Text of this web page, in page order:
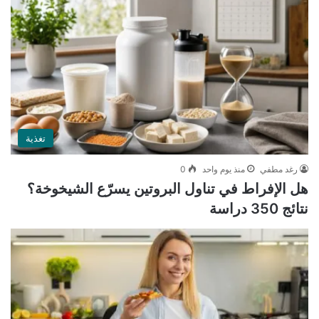
تغذية
رغد مطفي منذ يوم واحد 0
هل الإفراط في تناول البروتين يسرّع الشيخوخة؟
نتائج 350 دراسة